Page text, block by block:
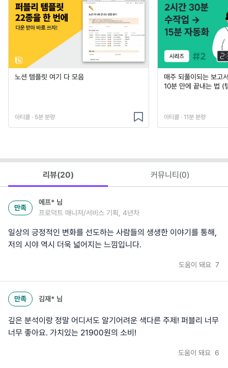
노션 템플릿 여기 다 모음
아티클 · 5분 분량
매주 되풀이되는 보고
10분 만에 끝내는 법 (
아티클 · 11분 분량
리뷰(20) 커뮤니티(0)
만족
에프* 님
프로덕트 매니저/서비스 기획, 4년차
일상의 긍정적인 변화를 선도하는 사람들의 생생한 이야기를 통해,
저의 시야 역시 더욱 넓어지는 느낌입니다.
도움이 돼요 7
만족 김재* 님
깊은 분석이랑 정말 어디서도 알기어려운 색다른 주제! 퍼블리 너무
너무 좋아요. 가치있는 21900원의 소비!
도움이 돼요 6